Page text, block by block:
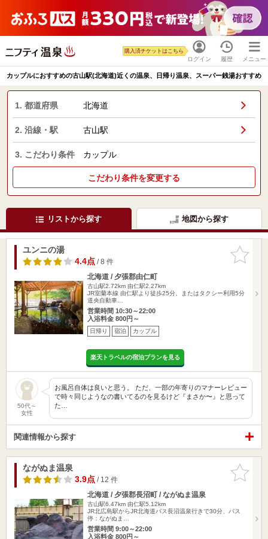
ログイン
購入済チケットはこちら
履歴 メニュー
カップルにおすすめの古山駅(北海道)近くの温泉、日帰り温泉、スーパー銭湯おすすめ
1. 都道府県 北海道
2. 沿線・駅 古山駅
3. こだわり条件 カップル
こだわり条件を変更する
リストから探す 地図から探す
お気に入
りに追加
ユンニの湯
4.4点/ 8 件
北海道 / 夕張郡由仁町
古山駅2.72km 由仁駅2.27km
JR室蘭本線 由仁駅より徒歩25分、またはタクシー利用5分
道央自動車…
営業時間 10:30～22:00
入浴料金 800円～
日帰り 宿泊 カップル
楽天トラベルの宿泊プランを見る
50代～
女性
お風呂自体は良いと思う。 ただ、一部の年寄りのマナーレビュー
で時々同じようなの書いてるのを見るけど『まさか〜』と思って
た…
関連情報から探す
お気に入
りに追加
ながぬま温泉
3.9点/ 12 件
北海道 / 夕張郡長沼町 / ながぬま温泉
古山駅6.47km 由仁駅5.12km
JR北広島駅からJR北海道バス長沼温泉行きで30分、バス
停：ながぬま…
営業時間 9:00～22:00
入浴料金 800円～